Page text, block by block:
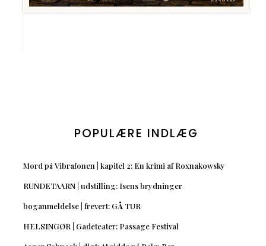
POPULÆRE INDLÆG
Mord på Vibrafonen | kapitel 2: En krimi af Roxnakowsky
RUNDETAARN | udstilling: Isens brydninger
boganmeldelse | frevert: GÅ TUR
HELSINGØR | Gadeteater: Passage Festival